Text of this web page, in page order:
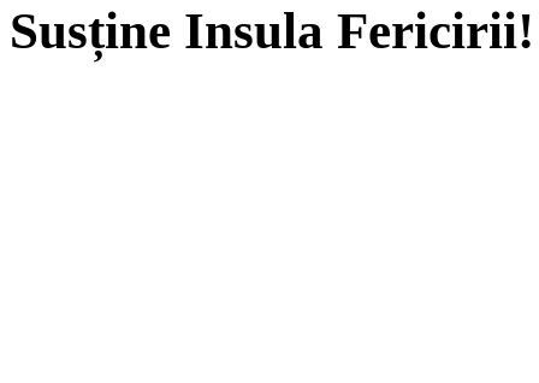
Susține Insula Fericirii!